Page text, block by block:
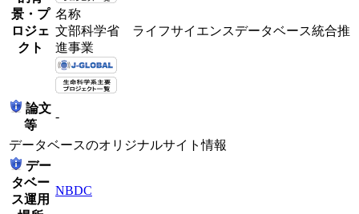
景・プ
ロジェ
クト
名称
文部科学省 ライフサイエンスデータベース統合推
進事業
論文
等
-
データベースのオリジナルサイト情報
デー
タベー
ス運用
NBDC